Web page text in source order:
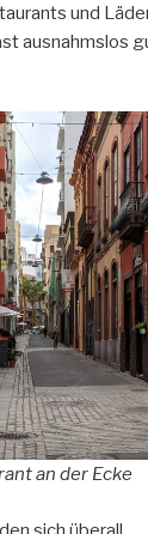
und
ausnahmslos
an der Ecke